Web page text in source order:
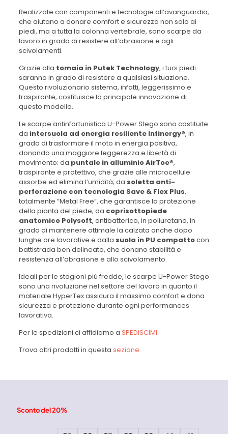
Realizzate con componenti e tecnologie all’avanguardia,
che aiutano a donare comfort e sicurezza non solo ai
piedi, ma a tutta la colonna vertebrale, sono scarpe da
lavoro in grado di resistere all’abrasione e agli
scivolamenti.
Grazie alla tomaia in Putek Technology, i tuoi piedi
saranno in grado di resistere a qualsiasi situazione.
Questo rivoluzionario sistema, infatti, leggerissimo e
traspirante, costituisce la principale innovazione di
questo modello.
Le scarpe antinfortunistica U-Power Stego sono costituite
da intersuola ad energia resiliente Infinergy®, in
grado di trasformare il moto in energia positiva,
donando una maggiore leggerezza e libertà di
movimento; da puntale in alluminio AirToe®,
traspirante e protettivo, che grazie alle microcellule
assorbe ed elimina l’umidità; da soletta anti-
perforazione con tecnologia Save & Flex Plus,
totalmente “Metal Free”, che garantisce la protezione
della pianta del piede; da coprisottopiede
anatomico Polysoft, antibatterico, in poliuretano, in
grado di mantenere ottimale la calzata anche dopo
lunghe ore lavorative e dalla suola in PU compattocon
battistrada ben delineato, che donano stabilità e
resistenza all’abrasione e allo scivolamento.
Ideali per le stagioni più fredde, le scarpe U-Power Stego
sono una rivoluzione nel settore del lavoro in quanto il
materiale HyperTex assicura il massimo comfort e dona
sicurezza e protezione durante ogni performances
lavorativa.
Per le spedizioni ci affidiamo a SPEDISCIMI
Trova altri prodotti in questa sezione
Sconto del 20%